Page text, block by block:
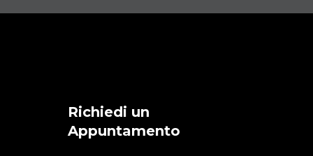
Richiedi un
Appuntamento